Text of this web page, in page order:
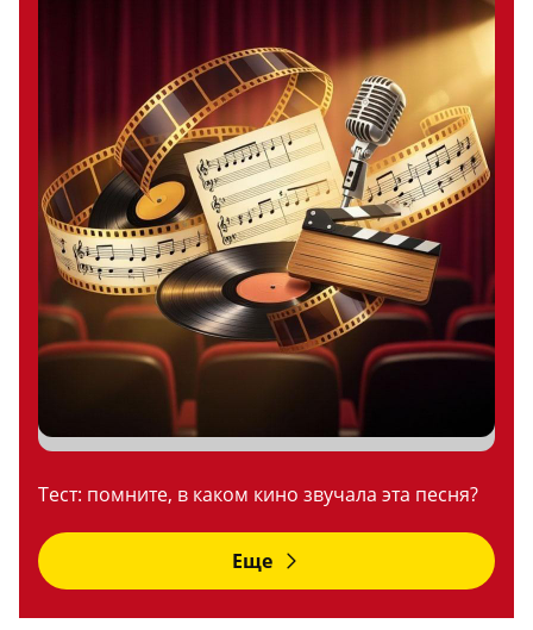
Тест: помните, в каком кино звучала эта песня?
Еще